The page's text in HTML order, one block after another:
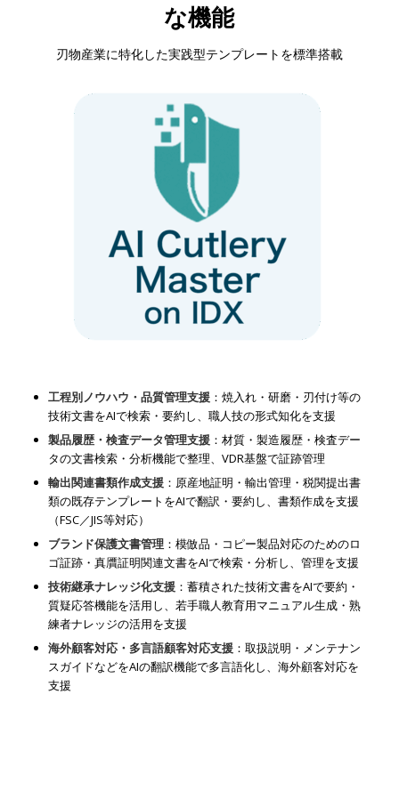
な機能
刃物産業に特化した実践型テンプレートを標準搭載
工程別ノウハウ・品質管理支援：焼入れ・研磨・刃付け等の
技術文書をAIで検索・要約し、職人技の形式知化を支援
製品履歴・検査データ管理支援：材質・製造履歴・検査デー
タの文書検索・分析機能で整理、VDR基盤で証跡管理
輸出関連書類作成支援：原産地証明・輸出管理・税関提出書
類の既存テンプレートをAIで翻訳・要約し、書類作成を支援
（FSC／JIS等対応）
ブランド保護文書管理：模倣品・コピー製品対応のためのロ
ゴ証跡・真贋証明関連文書をAIで検索・分析し、管理を支援
技術継承ナレッジ化支援：蓄積された技術文書をAIで要約・
質疑応答機能を活用し、若手職人教育用マニュアル生成・熟
練者ナレッジの活用を支援
海外顧客対応・多言語顧客対応支援：取扱説明・メンテナン
スガイドなどをAIの翻訳機能で多言語化し、海外顧客対応を
支援